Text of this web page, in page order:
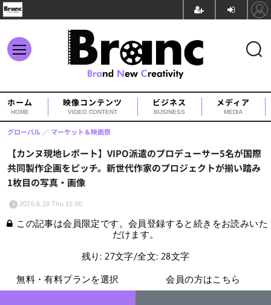
ホーム
HOME
映像コンテンツ
VIDEO CONTENT
ビジネス
BUSINESS
メディア
MEDIA
【カンヌ現地レポート】VIPO派遣のプロデューサー5名が国際
共同製作企画をピッチ。新世代作家のプロジェクトが揃い踏み
1枚目の写真・画像
グローバル マーケット＆映画祭
2026.6.18 Thu 15:00
この記事は会員限定です。会員登録すると続きをお読みいた
だけます。
残り: 27文字/全文: 28文字
無料・有料プランを選択
会員の方はこちら